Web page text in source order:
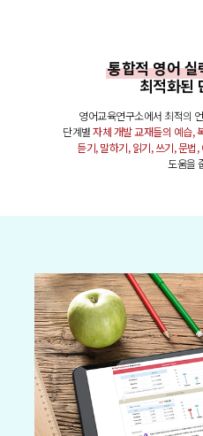
통합적 영어 실
최적화된
영어교육연구소에서 최적의
단계별자체 개발 교재들의 예습,
듣기, 말하기, 읽기, 쓰기, 문법
도움을